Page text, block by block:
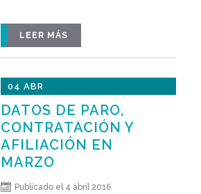
LEER MÁS
04 ABR
DATOS DE PARO,
CONTRATACIÓN Y
AFILIACIÓN EN
MARZO
Publicado el 4 abril 2016